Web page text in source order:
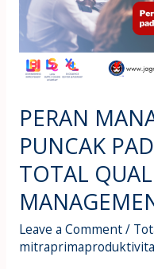
PERAN
PUNCAK
TOTAL
Leave a Comment/
IMPLEMENTASI
TOTAL
QUALITY
MANAGEMENT